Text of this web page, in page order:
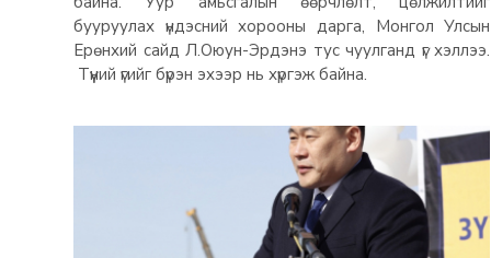
бууруулах үндэсний хорооны дарга, Монгол Улсын
Ерөнхий сайд Л.Оюун-Эрдэнэ тус чуулганд үг хэллээ.
Түүний үгийг бүрэн эхээр нь хүргэж байна.